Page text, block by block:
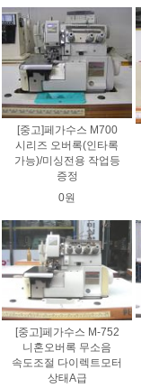
[중고]페가수스 M700
시리즈 오버록(인타록
가능)/미싱전용 작업등
증정
0원
[중고]페가수스 M-752
니혼오버록 무소음
속도조절 다이렉트모터
상태A급